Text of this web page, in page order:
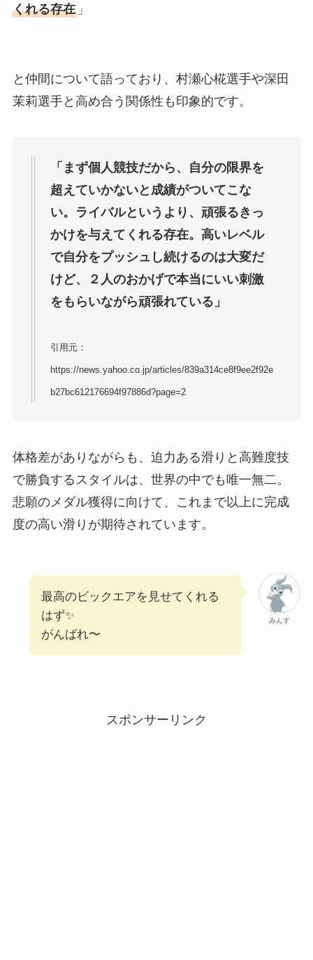
くれる存在」
と仲間について語っており、村瀬心椛選手や深田
茉莉選手と高め合う関係性も印象的です。
「まず個人競技だから、自分の限界を
超えていかないと成績がついてこな
い。ライバルというより、頑張るきっ
かけを与えてくれる存在。高いレベル
で自分をプッシュし続けるのは大変だ
けど、２人のおかげで本当にいい刺激
をもらいながら頑張れている」
引用元：
https://news.yahoo.co.jp/articles/839a314ce8f9ee2f92e
b27bc612176694f97886d?page=2
体格差がありながらも、迫力ある滑りと高難度技
で勝負するスタイルは、世界の中でも唯一無二。
悲願のメダル獲得に向けて、これまで以上に完成
度の高い滑りが期待されています。
みんす
最高のビックエアを見せてくれる
はず✨️
がんばれ〜
スポンサーリンク